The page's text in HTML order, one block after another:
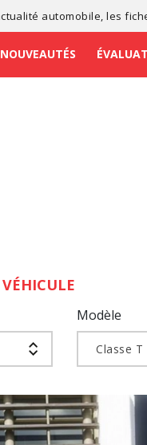
automobile , les
NOUVEAUTÉS
Modèle
Classe T